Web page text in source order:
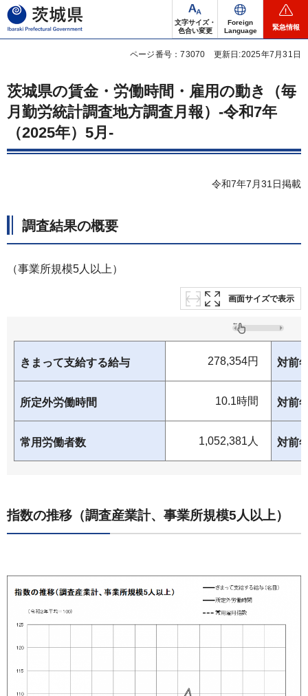
茨城県
文字サイズ・
色合い変更
Foreign
Language
緊急情報
ページ番号：73070 更新日:2025年7月31日
茨城県の賃金・労働時間・雇用の動き（毎
月勤労統計調査地方調査月報）-令和7年
（2025年）5月-
令和7年7月31日掲載
調査結果の概要
（事業所規模5人以上）
画面サイズで表示
きまって支給する給与 278,354円 対前
所定外労働時間 10.1時間 対前
常用労働者数 1,052,381人 対前
指数の推移（調査産業計、事業所規模5人以上）